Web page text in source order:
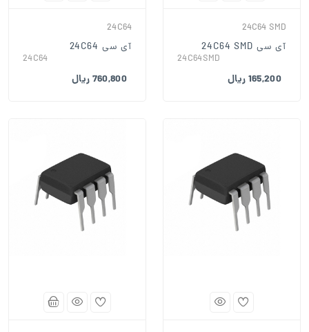
24C64 SMD
آی سی 24C64 SMD
24C64SMD
165,200 ریال
24C64
آی سی 24C64
24C64
760,800 ریال